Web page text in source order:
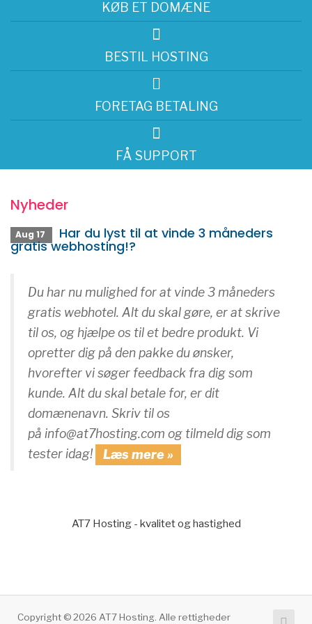
i
KØB ET DOMÆNE
BESTIL HOSTING
FORETAG BETALING
FÅ SUPPORT
Nyheder
Aug 17 Har du lyst til at vinde 3 måneders
gratis webhosting!?
Du har nu mulighed for at vinde 3 måneders
gratis webhotel. Alt du skal gøre, er at skrive
til os, og hjælpe os til et bedre produkt. Vi
opretter dig på den pakke du ønsker,
hvorefter vi søger feedback fra dig som
kunde. Alt du skal betale for, er dit
domænenavn. Skriv til os
på info@at7hosting.com og tilmeld dig som
tester idag!
Læs mere »
AT7 Hosting - kvalitet og hastighed
Copyright © 2026 AT7 Hosting. Alle rettigheder